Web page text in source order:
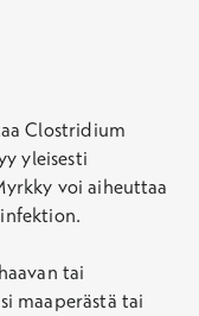
30 min
Clostridium
yleisesti
voi aiheuttaa
tai
maaperästä tai